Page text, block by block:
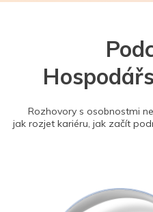
Rozhovory s osobnostmi
jak rozjet kariéru, jak začít